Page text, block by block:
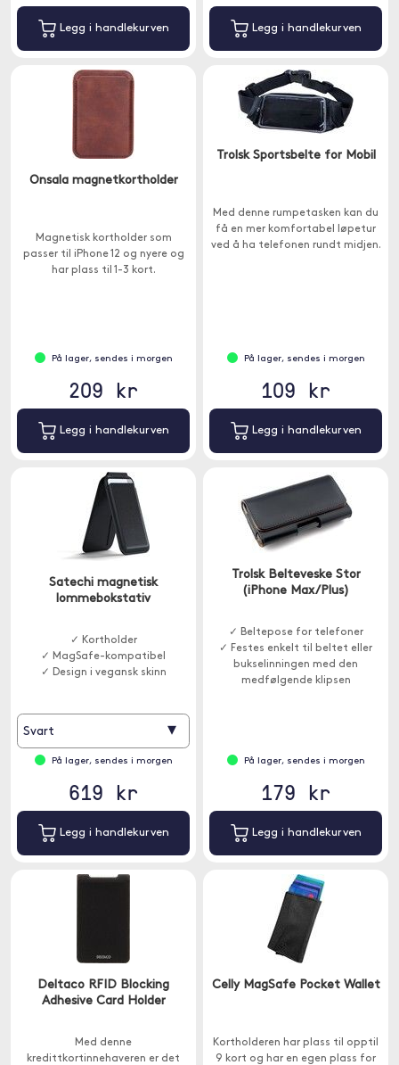
Legg i handlekurven Legg i handlekurven
Onsala magnetkortholder
Magnetisk kortholder som
passer til iPhone 12 og nyere og
har plass til 1-3 kort.
På lager, sendes i morgen
209 kr
Legg i handlekurven
Trolsk Sportsbelte for Mobil
Med denne rumpetasken kan du
få en mer komfortabel løpetur
ved å ha telefonen rundt midjen.
På lager, sendes i morgen
109 kr
Legg i handlekurven
Satechi magnetisk
lommebokstativ
✓ Kortholder
✓ MagSafe-kompatibel
✓ Design i vegansk skinn
Svart ▾
På lager, sendes i morgen
619 kr
Legg i handlekurven
Trolsk Belteveske Stor
(iPhone Max/Plus)
✓ Beltepose for telefoner
✓ Festes enkelt til beltet eller
bukselinningen med den
medfølgende klipsen
På lager, sendes i morgen
179 kr
Legg i handlekurven
Deltaco RFID Blocking
Adhesive Card Holder
Med denne
kredittkortinnehaveren er det
Celly MagSafe Pocket Wallet
Kortholderen har plass til opptil
9 kort og har en egen plass for